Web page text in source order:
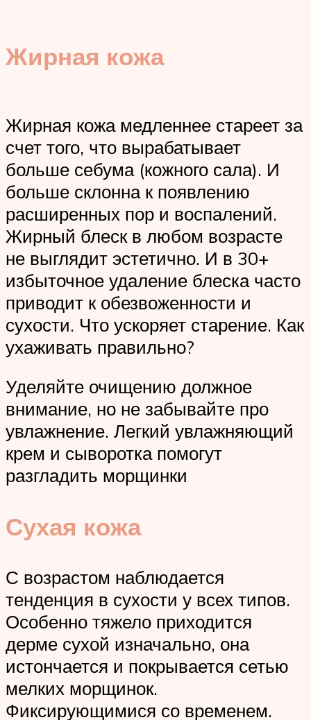
Жирная кожа
Жирная кожа медленнее стареет за
счет того, что вырабатывает
больше себума (кожного сала). И
больше склонна к появлению
расширенных пор и воспалений.
Жирный блеск в любом возрасте
не выглядит эстетично. И в 30+
избыточное удаление блеска часто
приводит к обезвоженности и
сухости. Что ускоряет старение. Как
ухаживать правильно?
Уделяйте очищению должное
внимание, но не забывайте про
увлажнение. Легкий увлажняющий
крем и сыворотка помогут
разгладить морщинки
Сухая кожа
С возрастом наблюдается
тенденция в сухости у всех типов.
Особенно тяжело приходится
дерме сухой изначально, она
истончается и покрывается сетью
мелких морщинок.
Фиксирующимися со временем.